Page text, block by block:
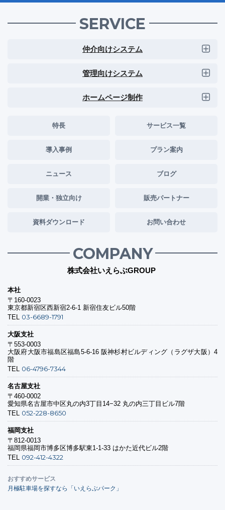
SERVICE
仲介向けシステム
管理向けシステム
ホームページ制作
特長 サービス一覧
導入事例 プラン案内
ニュース ブログ
開業・独立向け 販売パートナー
資料ダウンロード お問い合わせ
COMPANY
株式会社いえらぶGROUP
本社
〒160-0023
東京都新宿区西新宿2-6-1 新宿住友ビル50階
TEL 03-6689-1791
大阪支社
〒553-0003
大阪府大阪市福島区福島5-6-16 阪神杉村ビルディング（ラグザ大阪）4
階
TEL 06-4796-7344
名古屋支社
〒460-0002
愛知県名古屋市中区丸の内3丁目14−32 丸の内三丁目ビル7階
TEL 052-228-8650
福岡支社
〒812-0013
福岡県福岡市博多区博多駅東1-1-33 はかた近代ビル2階
TEL 092-412-4322
おすすめサービス
月極駐車場を探すなら「いえらぶパーク」